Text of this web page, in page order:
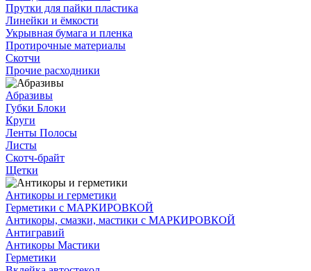
Прутки для пайки пластика
Линейки и ёмкости
Укрывная бумага и пленка
Протирочные материалы
Скотчи
Прочие расходники
Абразивы
Губки Блоки
Круги
Ленты Полосы
Листы
Скотч-брайт
Щетки
Антикоры и герметики
Герметики с МАРКИРОВКОЙ
Антикоры, смазки, мастики с МАРКИРОВКОЙ
Антигравий
Антикоры Мастики
Герметики